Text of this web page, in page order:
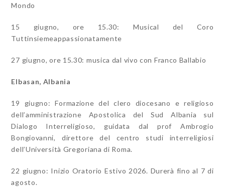
Mondo
15 giugno, ore 15.30: Musical del Coro
Tuttinsiemeappassionatamente
27 giugno, ore 15.30: musica dal vivo con Franco Ballabio
Elbasan, Albania
19 giugno: Formazione del clero diocesano e religioso
dell’amministrazione Apostolica del Sud Albania sul
Dialogo Interreligioso, guidata dal prof Ambrogio
Bongiovanni, direttore del centro studi interreligiosi
dell’Università Gregoriana di Roma.
22 giugno: Inizio Oratorio Estivo 2026. Durerà fino al 7 di
agosto.